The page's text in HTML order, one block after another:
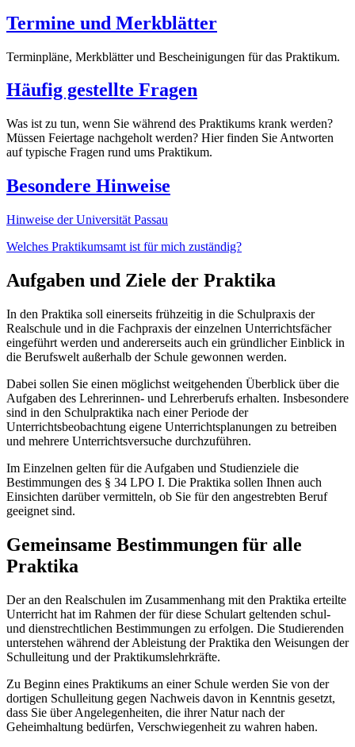
Termine und Merkblätter
Terminpläne, Merkblätter und Bescheinigungen für das Praktikum.
Häufig gestellte Fragen
Was ist zu tun, wenn Sie während des Praktikums krank werden?
Müssen Feiertage nachgeholt werden? Hier finden Sie Antworten
auf typische Fragen rund ums Praktikum.
Besondere Hinweise
Hinweise der Universität Passau
Welches Praktikumsamt ist für mich zuständig?
Aufgaben und Ziele der Praktika
In den Praktika soll einerseits frühzeitig in die Schulpraxis der
Realschule und in die Fachpraxis der einzelnen Unterrichtsfächer
eingeführt werden und andererseits auch ein gründlicher Einblick in
die Berufswelt außerhalb der Schule gewonnen werden.
Dabei sollen Sie einen möglichst weitgehenden Überblick über die
Aufgaben des Lehrerinnen- und Lehrerberufs erhalten. Insbesondere
sind in den Schulpraktika nach einer Periode der
Unterrichtsbeobachtung eigene Unterrichtsplanungen zu betreiben
und mehrere Unterrichtsversuche durchzuführen.
Im Einzelnen gelten für die Aufgaben und Studienziele die
Bestimmungen des § 34 LPO I. Die Praktika sollen Ihnen auch
Einsichten darüber vermitteln, ob Sie für den angestrebten Beruf
geeignet sind.
Gemeinsame Bestimmungen für alle
Praktika
Der an den Realschulen im Zusammenhang mit den Praktika erteilte
Unterricht hat im Rahmen der für diese Schulart geltenden schul-
und dienstrechtlichen Bestimmungen zu erfolgen. Die Studierenden
unterstehen während der Ableistung der Praktika den Weisungen der
Schulleitung und der Praktikumslehrkräfte.
Zu Beginn eines Praktikums an einer Schule werden Sie von der
dortigen Schulleitung gegen Nachweis davon in Kenntnis gesetzt,
dass Sie über Angelegenheiten, die ihrer Natur nach der
Geheimhaltung bedürfen, Verschwiegenheit zu wahren haben.